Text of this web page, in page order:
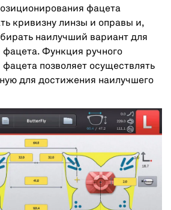
фацета
кривизну линзы и оправы и,
наилучший вариант для
Функция ручного
позволяет осуществлять
для достижения наилучшего